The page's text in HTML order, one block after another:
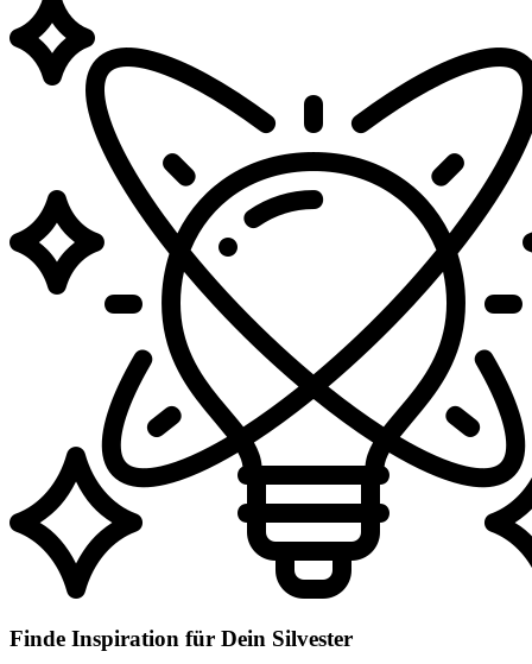
Finde Inspiration für Dein Silvester